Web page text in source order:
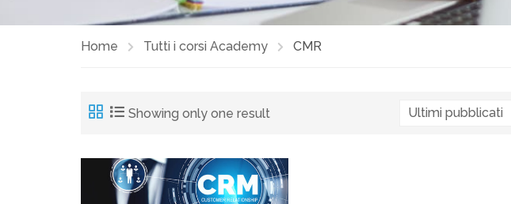
Home Tutti i corsi Academy CMR
Showing only one result